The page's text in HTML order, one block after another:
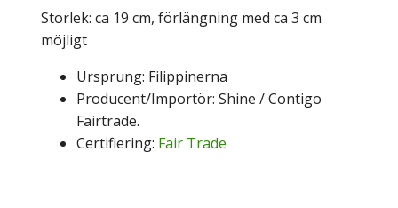
Storlek: ca 19 cm, förlängning med ca 3 cm
möjligt
Ursprung: Filippinerna
Producent/Importör: Shine / Contigo
Fairtrade.
Certifiering: Fair Trade